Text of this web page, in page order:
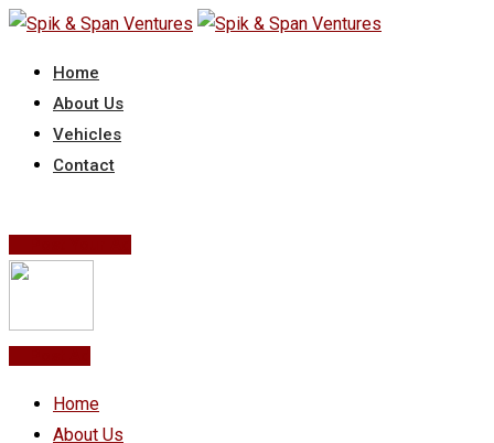
Skip
content
Home
About Us
Vehicles
Contact
Home
About Us